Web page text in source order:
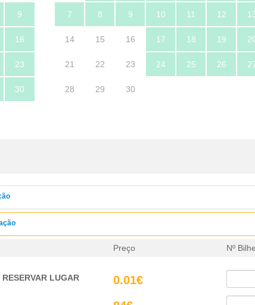
9
16
23
30
7 8 9 10 11 12
14 15 16 17 18 19
21 22 23 24 25 26
28 29 30
Preço Nº
LUGAR 0.01€